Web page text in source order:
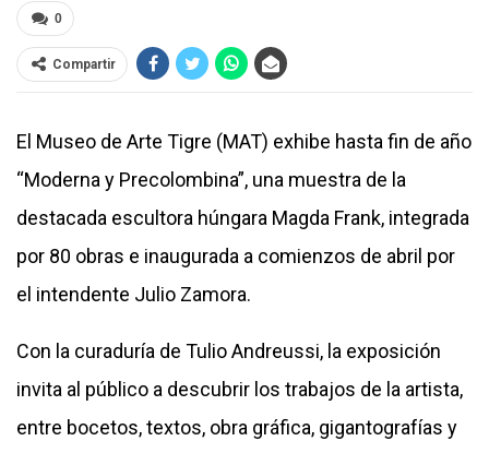
0
Compartir
El Museo de Arte Tigre (MAT) exhibe hasta fin de año
“Moderna y Precolombina”, una muestra de la
destacada escultora húngara Magda Frank, integrada
por 80 obras e inaugurada a comienzos de abril por
el intendente Julio Zamora.
Con la curaduría de Tulio Andreussi, la exposición
invita al público a descubrir los trabajos de la artista,
entre bocetos, textos, obra gráfica, gigantografías y